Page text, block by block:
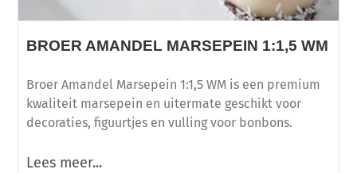
BROER AMANDEL MARSEPEIN 1:1,5 WM
Broer Amandel Marsepein 1:1,5 WM is een premium
kwaliteit marsepein en uitermate geschikt voor
decoraties, figuurtjes en vulling voor bonbons.
Lees meer...